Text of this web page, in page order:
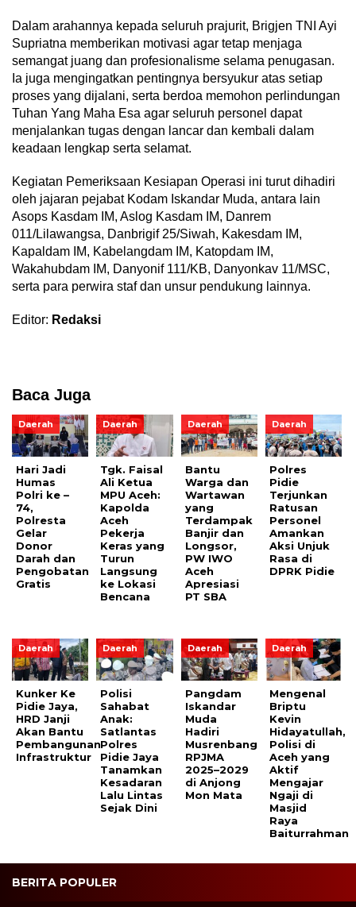
Dalam arahannya kepada seluruh prajurit, Brigjen TNI Ayi
Supriatna memberikan motivasi agar tetap menjaga
semangat juang dan profesionalisme selama penugasan.
Ia juga mengingatkan pentingnya bersyukur atas setiap
proses yang dijalani, serta berdoa memohon perlindungan
Tuhan Yang Maha Esa agar seluruh personel dapat
menjalankan tugas dengan lancar dan kembali dalam
keadaan lengkap serta selamat.
Kegiatan Pemeriksaan Kesiapan Operasi ini turut dihadiri
oleh jajaran pejabat Kodam Iskandar Muda, antara lain
Asops Kasdam IM, Aslog Kasdam IM, Danrem
011/Lilawangsa, Danbrigif 25/Siwah, Kakesdam IM,
Kapaldam IM, Kabelangdam IM, Katopdam IM,
Wakahubdam IM, Danyonif 111/KB, Danyonkav 11/MSC,
serta para perwira staf dan unsur pendukung lainnya.
Editor: Redaksi
Baca Juga
Daerah
Hari Jadi
Humas
Polri ke –
74,
Polresta
Gelar
Donor
Darah dan
Pengobatan
Gratis
Daerah
Tgk. Faisal
Ali Ketua
MPU Aceh:
Kapolda
Aceh
Pekerja
Keras yang
Turun
Langsung
ke Lokasi
Bencana
Daerah
Bantu
Warga dan
Wartawan
yang
Terdampak
Banjir dan
Longsor,
PW IWO
Aceh
Apresiasi
PT SBA
Daerah
Polres
Pidie
Terjunkan
Ratusan
Personel
Amankan
Aksi Unjuk
Rasa di
DPRK Pidie
Daerah
Kunker Ke
Pidie Jaya,
HRD Janji
Akan Bantu
Pembangunan
Infrastruktur
Daerah
Polisi
Sahabat
Anak:
Satlantas
Polres
Pidie Jaya
Tanamkan
Kesadaran
Lalu Lintas
Sejak Dini
Daerah
Pangdam
Iskandar
Muda
Hadiri
Musrenbang
RPJMA
2025–2029
di Anjong
Mon Mata
Daerah
Mengenal
Briptu
Kevin
Hidayatullah,
Polisi di
Aceh yang
Aktif
Mengajar
Ngaji di
Masjid
Raya
Baiturrahman
BERITA POPULER